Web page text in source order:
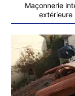
Maçonnerie
extérieure